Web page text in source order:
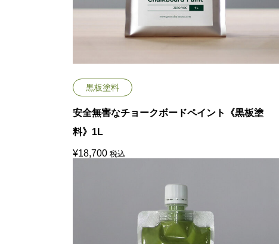
黒板塗料
安全無害なチョークボードペイント《黒板塗
料》1L
¥18,700 税込